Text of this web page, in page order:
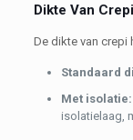
Dikte Van Crepi
De dikte van crepi
Standaard
Met isolatie:
isolatielaag,